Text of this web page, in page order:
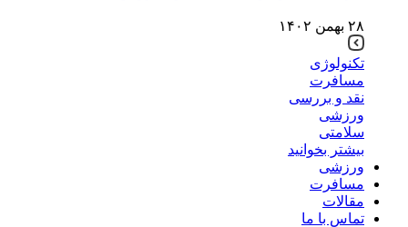
۲۸ بهمن ۱۴۰۲
تکنولوژی
مسافرت
نقد و بررسی
ورزشی
سلامتی
بیشتر بخوانید
ورزشی
مسافرت
مقالات
تماس با ما